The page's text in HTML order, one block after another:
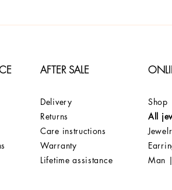
AFTER SALE
Delivery
Returns
Care instructions
Warranty
Lifetime assistance
Shop
All
Man